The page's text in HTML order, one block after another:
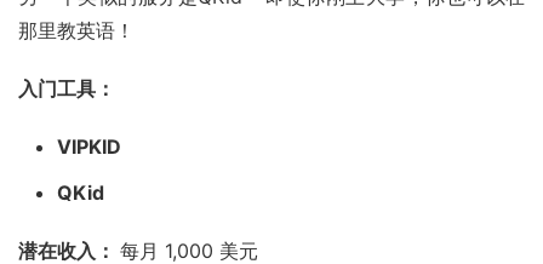
那里教英语！
入门工具：
VIPKID
QKid
潜在收入： 每月 1,000 美元